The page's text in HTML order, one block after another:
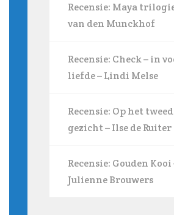
Recensie: Maya
van den Munckhof
Recensie: Check – in
liefde – Lindi Melse
Recensie: Op het
gezicht – Ilse de Ruiter
Recensie: Gouden Kooi
Julienne Brouwers